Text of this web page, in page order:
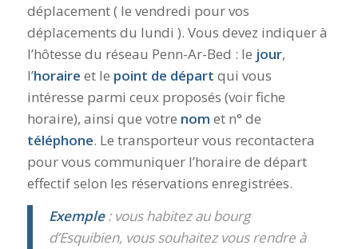
déplacement ( le vendredi pour vos
déplacements du lundi ). Vous devez indiquer à
l’hôtesse du réseau Penn-Ar-Bed : le jour,
l’horaire et le point de départ qui vous
intéresse parmi ceux proposés (voir fiche
horaire), ainsi que votre nom et n° de
téléphone. Le transporteur vous recontactera
pour vous communiquer l’horaire de départ
effectif selon les réservations enregistrées.
Exemple: vous habitez au bourg
d’Esquibien, vous souhaitez vous rendre à